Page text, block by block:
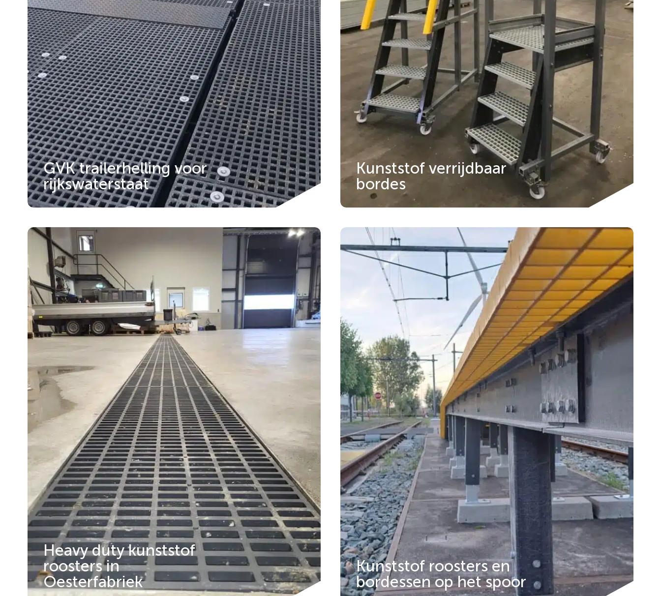
GVK trailerhelling voor
rijkswaterstaat
Kunststof verrijdbaar
bordes
Heavy duty kunststof
roosters in
Oesterfabriek
Kunststof roosters en
bordessen op het spoor